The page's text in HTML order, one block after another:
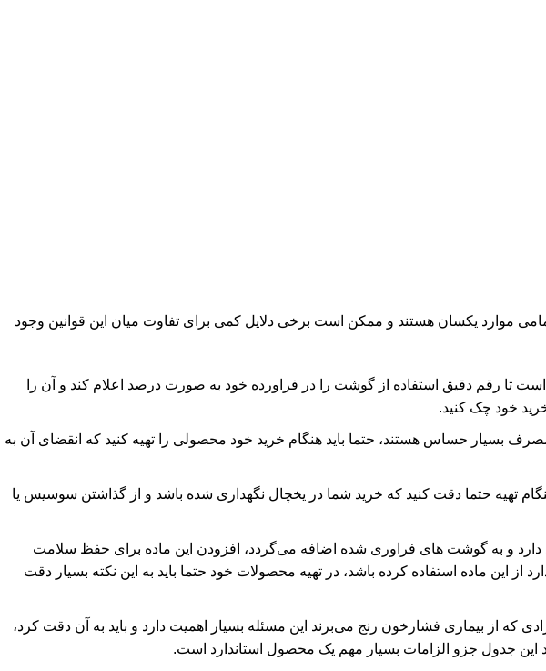
موارد یکسان هستند و ممکن است برخی دلایل کمی برای تفاوت میان این قوانین وجود
تا رقم دقیق استفاده از گوشت را در فراورده خود به صورت درصد اعلام کند و آن را
خود چک کنید.
بسیار حساس هستند، حتما باید هنگام خرید خود محصولی را تهیه کنید که انقضای آن به
تهیه حتما دقت کنید که خرید شما در یخچال نگهداری شده باشد و از گذاشتن سوسیس یا
دارد و به گوشت های فراوری شده اضافه می‌گردد، افزودن این ماده برای حفظ سلامت
از این ماده استفاده کرده باشد، در تهیه محصولات خود حتما باید به این نکته بسیار دقت
که از بیماری فشارخون رنج می‌برند این مسئله بسیار اهمیت دارد و باید به آن دقت کرد،
جدول جزو الزامات بسیار مهم یک محصول استاندارد است.